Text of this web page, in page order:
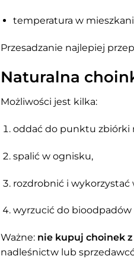
temperatura w
Przesadzanie najlepiej
Naturalna
Możliwości jest kilka:
oddać do punktu zbiórki
spalić w ognisku,
rozdrobnić i wykorzystać
wyrzucić do bioodpadów
Ważne: nie kupuj choinek
nadleśnictw lub